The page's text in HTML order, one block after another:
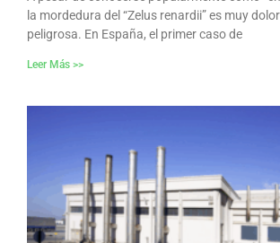
la mordedura del “Zelus renardii” es muy
peligrosa. En España, el primer caso de
Leer Más >>